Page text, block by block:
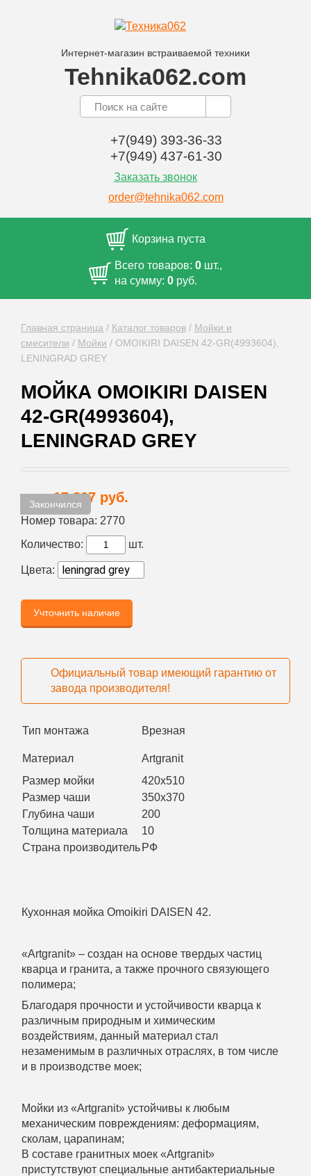
Интернет-магазин встраиваемой техники
Tehnika062.com
+7(949) 393-36-33
+7(949) 437-61-30
Заказать звонок
order@tehnika062.com
Корзина пуста
Всего товаров: 0 шт.,
на сумму: 0 руб.
Главная страница / Каталог товаров / Мойки и
смесители / Мойки / OMOIKIRI DAISEN 42-GR(4993604),
LENINGRAD GREY
МОЙКА OMOIKIRI DAISEN
42-GR(4993604),
LENINGRAD GREY
Закончился
Цена: 17 307 руб.
Номер товара: 2770
Количество:
шт.
Цвета:
Учточнить наличие
Официальный товар имеющий гарантию от
завода производителя!
Тип монтажа Врезная
Материал
Artgranit
Размер мойки
420x510
Размер чаши
350x370
Глубина чаши
200
Толщина материала
10
Страна производитель РФ
Кухонная мойка Omoikiri DAISEN 42.
«Artgranit» – создан на основе твердых частиц
кварца и гранита, а также прочного связующего
полимера;
Благодаря прочности и устойчивости кварца к
различным природным и химическим
воздействиям, данный материал стал
незаменимым в различных отраслях, в том числе
и в производстве моек;
Мойки из «Artgranit» устойчивы к любым
механическим повреждениям: деформациям,
сколам, царапинам;
В составе гранитных моек «Artgranit»
пристутствуют специальные антибактериальные